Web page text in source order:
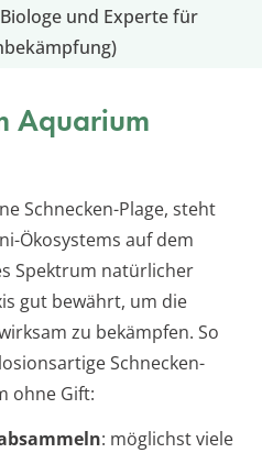
und Experte für
Aquarium
Schnecken-Plage, steht
Ökosystems auf dem
Spektrum natürlicher
gut bewährt, um die
zu bekämpfen. So
Schnecken-
ohne Gift:
: möglichst viele